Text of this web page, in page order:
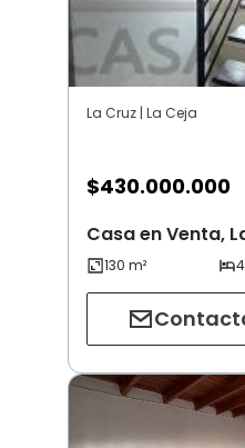
La Cruz | La Ceja
$430.000.000
Casa en Venta,